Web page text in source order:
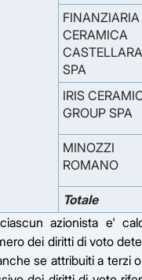
FINANZIARIA
CERAMICA
SPA
IRIS
GROUP SPA
MINOZZI
ROMANO
Totale
azionista e'
dei diritti di voto
se attribuiti a terzi